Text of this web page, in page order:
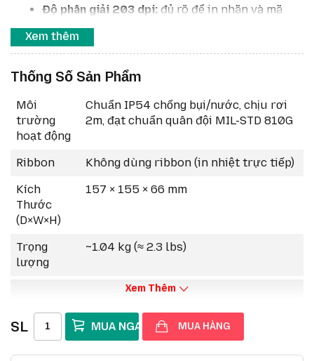
Độ phân giải 203 dpi: đủ rõ để in nhãn và mã
vạch + RFID mà không quá tốn chi phí.
Chiều rộng in 4 inch (~104 mm):
Pin công suất cao:
Kết nối mạnh mẽ: Bluetooth, USB, Wi-Fi
(802.11ac) để linh hoạt kết nối trong môi
trường làm việc di động.
Thiết kế bền:đạt chuẩn quân sự (MIL-STD-
bụi/nước.
Ngôn ngữ in hỗ trợ:
hợp dễ dàng với hệ thống hiện có.
Xem thêm
Thống Số Sản Phẩm
Môi
trường
hoạt động
Chuẩn IP54 chống bụi/nước, chịu rơi
2m, đạt chuẩn quân đội MIL-STD 810G
Ribbon
Không dùng ribbon (in nhiệt trực tiếp)
Kích
Thước
(D×W×H)
157 × 155 × 66 mm
Trọng
lượng
~1.04 kg (≈ 2.3 lbs)
Xem Thêm
SL MUA HÀNG